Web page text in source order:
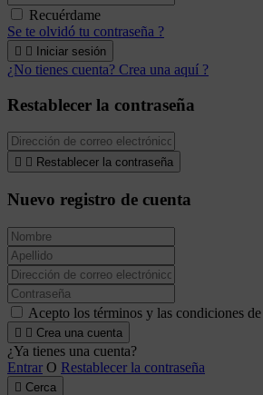
Recuérdame
Se te olvidó tu contraseña ?
  Iniciar sesión
¿No tienes cuenta? Crea una aquí ?
Restablecer la contraseña
  Restablecer la contraseña
Nuevo registro de cuenta
Acepto los términos y las condiciones de
  Crea una cuenta
¿Ya tienes una cuenta?
Entrar O Restablecer la contraseña
 Cerca